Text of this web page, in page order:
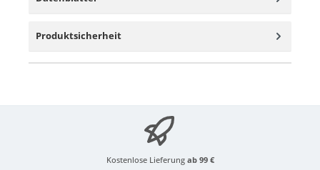
Produktsicherheit
Kostenlose Lieferung ab 99 €